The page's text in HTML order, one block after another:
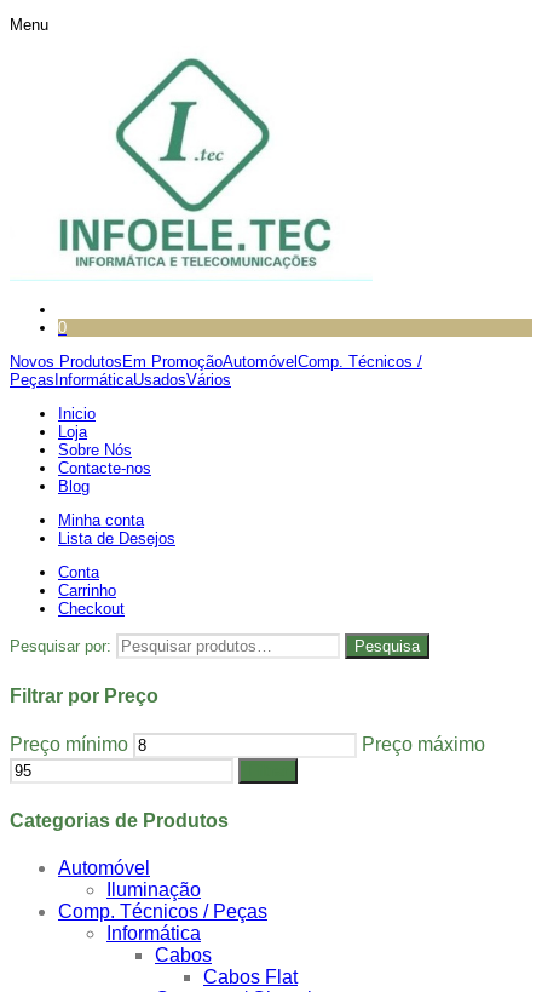
Menu
0
Novos Produtos Em PromoçãoAutomóvel Comp. Técnicos /
Peças InformáticaUsadosVários
Inicio
Loja
Sobre Nós
Contacte-nos
Blog
Minha conta
Lista de Desejos
Conta
Carrinho
Checkout
Pesquisar por: Pesquisa
Filtrar por Preço
Preço mínimo Preço máximo
Categorias de Produtos
Automóvel
Iluminação
Comp. Técnicos / Peças
Informática
Cabos
Cabos Flat